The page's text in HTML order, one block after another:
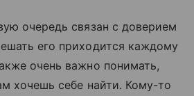
очередь связан с доверием
его приходится каждому
очень важно понимать,
хочешь себе найти. Кому-то